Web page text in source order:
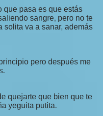
que pasa es que estás
sangre, pero no te
solita va a sanar, además
pero después me
quejarte que bien que te
yeguita putita.